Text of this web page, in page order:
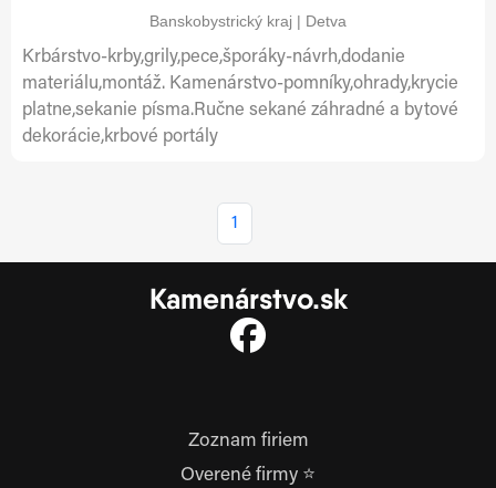
Banskobystrický kraj | Detva
Krbárstvo-krby,grily,pece,šporáky-návrh,dodanie
materiálu,montáž. Kamenárstvo-pomníky,ohrady,krycie
platne,sekanie písma.Ručne sekané záhradné a bytové
dekorácie,krbové portály
1
Kamenárstvo.sk
Zoznam firiem
Overené firmy ⭐